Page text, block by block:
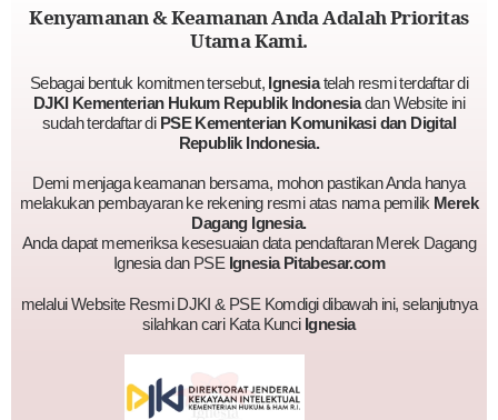
Kenyamanan & Keamanan Anda Adalah Prioritas
Utama Kami.
Sebagai bentuk komitmen tersebut, Ignesiatelah resmi terdaftar di
DJKI Kementerian Hukum Republik Indonesiadan Website ini
sudah terdaftar di PSE Kementerian Komunikasi dan Digital
Republik Indonesia.
Demi menjaga keamanan bersama, mohon pastikan Anda hanya
melakukan pembayaran ke rekening resmi atas nama pemilik Merek
Dagang Ignesia.
Anda dapat memeriksa kesesuaian data pendaftaran Merek Dagang
Ignesia dan PSE Ignesia Pitabesar.com
melalui Website Resmi DJKI & PSE Komdigi dibawah ini, selanjutnya
silahkan cari Kata Kunci Ignesia